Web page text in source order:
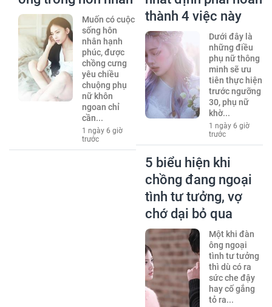
Muốn có cuộc
sống hôn
nhân hạnh
phúc, được
chồng cưng
yêu chiều
chuộng phụ
nữ khôn
ngoan chỉ
cần...
1 ngày 6 giờ
trước
thành 4 việc này
Dưới đây là
những điều
phụ nữ thông
minh sẽ ưu
tiên thực hiện
trước ngưỡng
30, phụ nữ
khờ...
1 ngày 6 giờ
trước
5 biểu hiện khi
chồng đang ngoại
tình tư tưởng, vợ
chớ dại bỏ qua
Một khi đàn
ông ngoại
tình tư tưởng
thì dù có ra
sức che đậy
hay cố gắng
tỏ ra...